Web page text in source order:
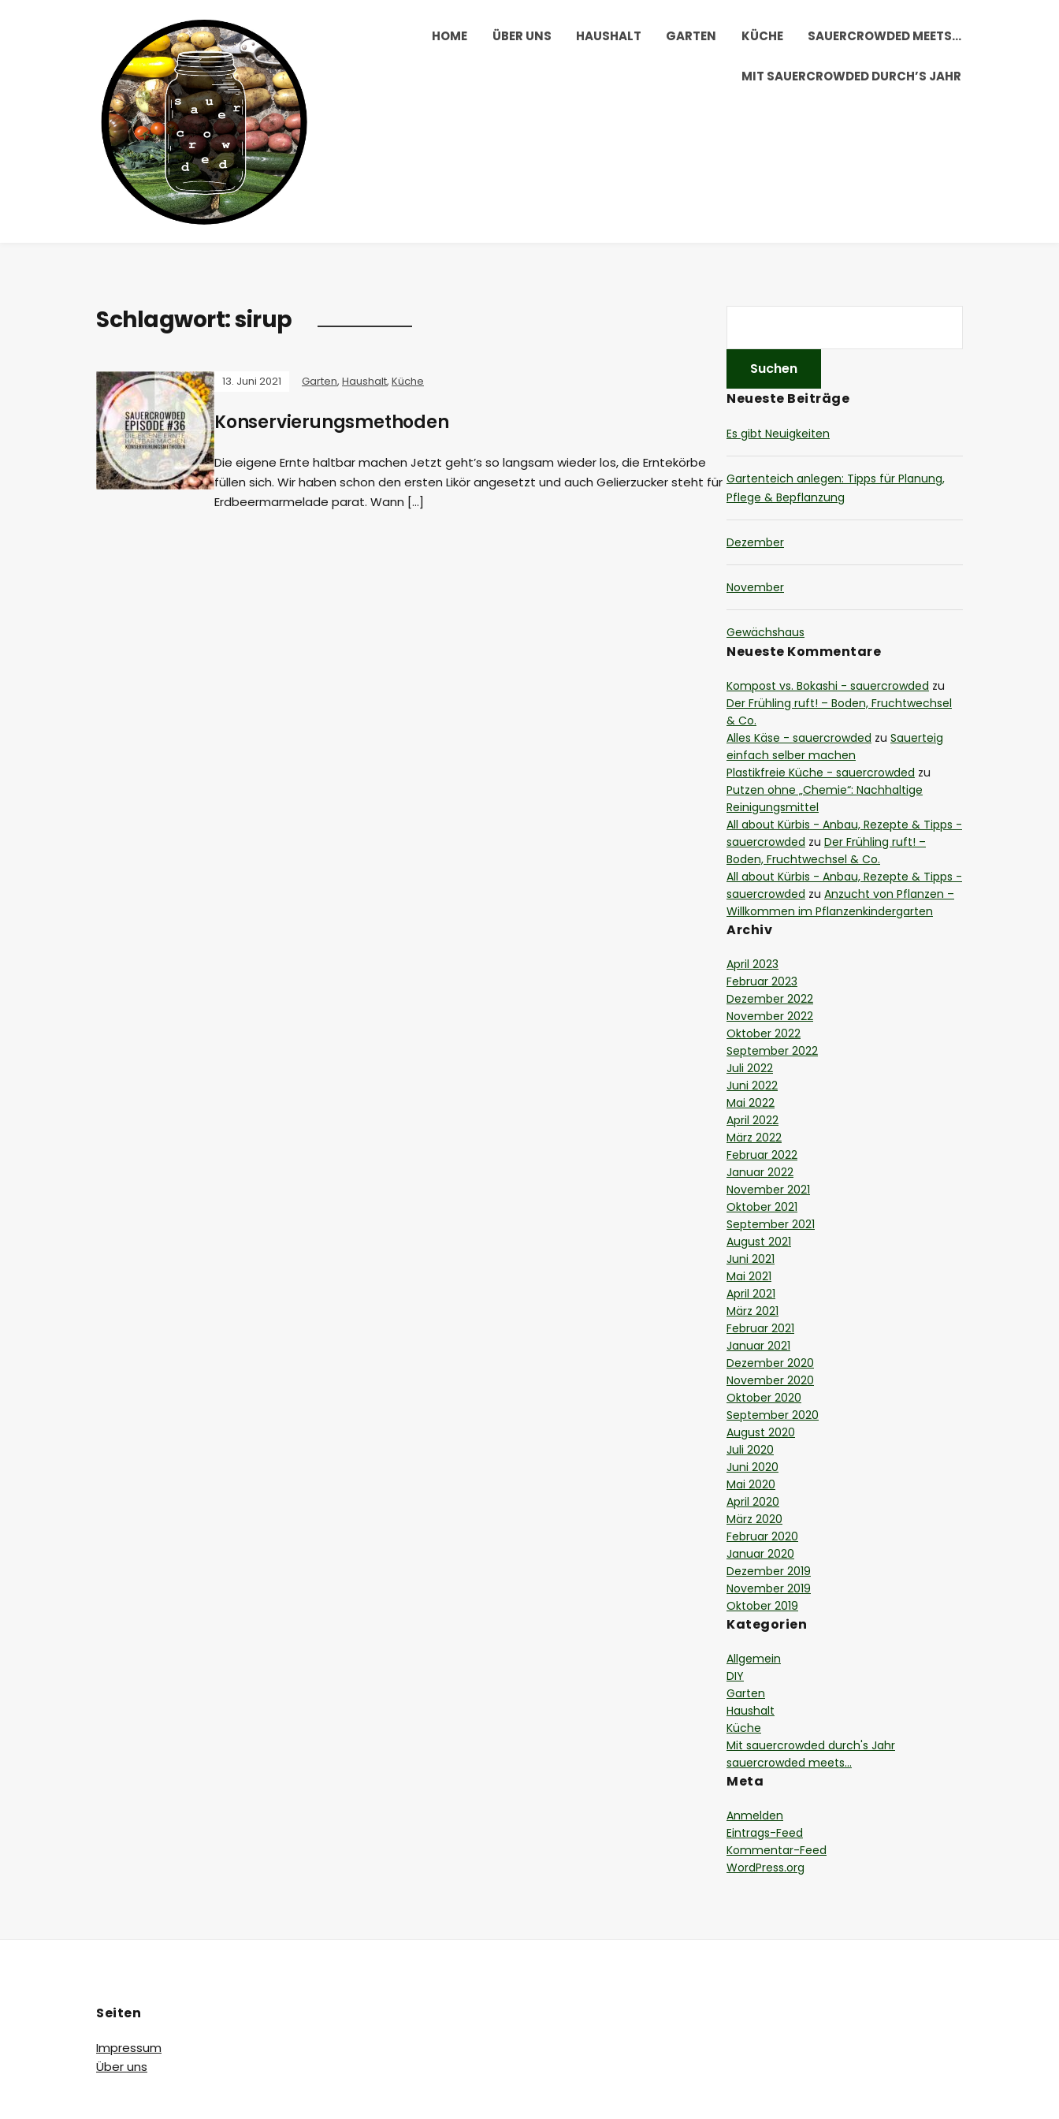
HOME ÜBER UNS HAUSHALT GARTEN KÜCHE SAUERCROWDED MEETS…
MIT SAUERCROWDED DURCH’S JAHR
Schlagwort:sirup
13. Juni 2021 Garten, Haushalt, Küche
Konservierungsmethoden
Die eigene Ernte haltbar machen Jetzt geht’s so langsam wieder los, die Erntekörbe
füllen sich. Wir haben schon den ersten Likör angesetzt und auch Gelierzucker steht für
Erdbeermarmelade parat. Wann […]
Neueste Beiträge
Es gibt Neuigkeiten
Gartenteich anlegen: Tipps für Planung,
Pflege & Bepflanzung
Dezember
November
Gewächshaus
Neueste Kommentare
Kompost vs. Bokashi - sauercrowded zu
Der Frühling ruft! – Boden, Fruchtwechsel
& Co.
Alles Käse - sauercrowded zu Sauerteig
einfach selber machen
Plastikfreie Küche - sauercrowded zu
Putzen ohne „Chemie“: Nachhaltige
Reinigungsmittel
All about Kürbis - Anbau, Rezepte & Tipps -
sauercrowded zu Der Frühling ruft! –
Boden, Fruchtwechsel & Co.
All about Kürbis - Anbau, Rezepte & Tipps -
sauercrowded zu Anzucht von Pflanzen –
Willkommen im Pflanzenkindergarten
Archiv
April 2023
Februar 2023
Dezember 2022
November 2022
Oktober 2022
September 2022
Juli 2022
Juni 2022
Mai 2022
April 2022
März 2022
Februar 2022
Januar 2022
November 2021
Oktober 2021
September 2021
August 2021
Juni 2021
Mai 2021
April 2021
März 2021
Februar 2021
Januar 2021
Dezember 2020
November 2020
Oktober 2020
September 2020
August 2020
Juli 2020
Juni 2020
Mai 2020
April 2020
März 2020
Februar 2020
Januar 2020
Dezember 2019
November 2019
Oktober 2019
Kategorien
Allgemein
DIY
Garten
Haushalt
Küche
Mit sauercrowded durch's Jahr
sauercrowded meets…
Meta
Anmelden
Eintrags-Feed
Kommentar-Feed
WordPress.org
Seiten
Impressum
Über uns